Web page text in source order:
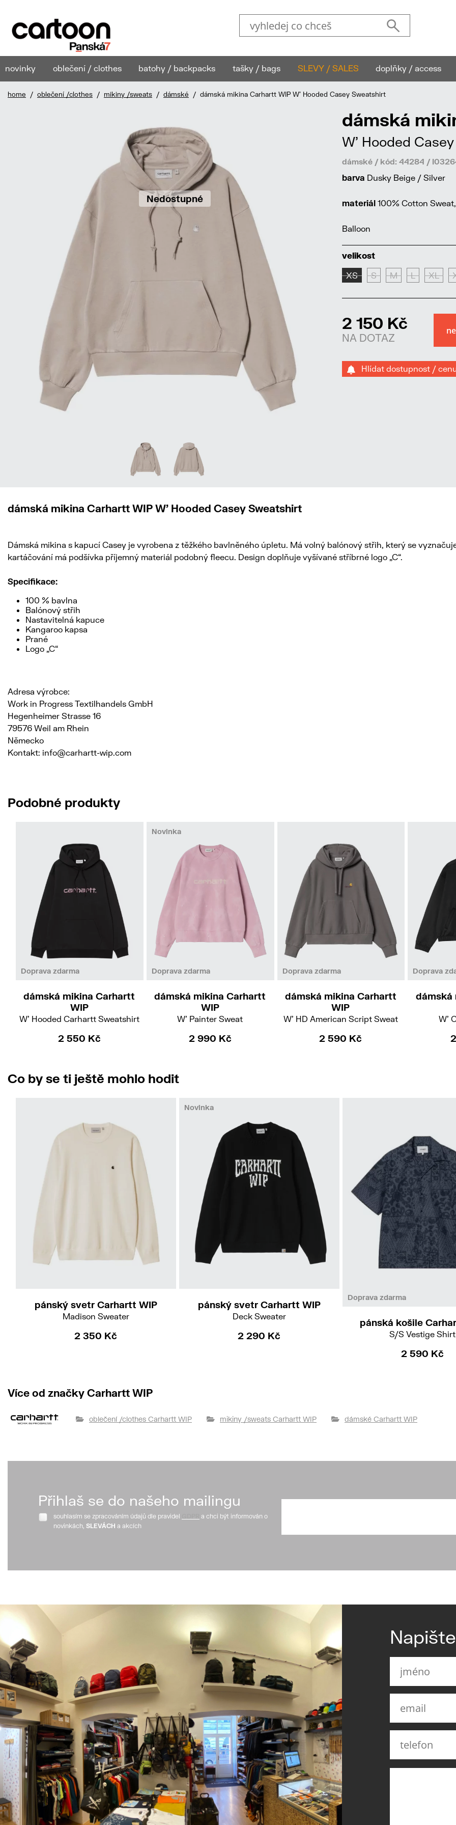
novinky oblečení / clothes batohy / backpacks tašky / bags SLEVY / SALES doplňky / access
home / oblečení /clothes / mikiny /sweats / dámské / dámská mikina Carhartt WIP W' Hooded Casey Sweatshirt
Nedostupné
dámská
W' Hooded
dámské / kód: 44284 /
barva Dusky Beige / Silver
materiál 100% Cotton
Balloon
velikost
XS S M L XL
2 150 Kč
NA DOTAZ
Hlídat dostupnost /
dámská mikina Carhartt WIP W' Hooded Casey Sweatshirt
Dámská mikina s kapucí Casey je vyrobena z těžkého bavlněného úpletu. Má volný balónový střih, který se
kartáčování má podšívka příjemný materiál podobný fleecu. Design doplňuje vyšívané stříbrné logo „C“.
Specifikace:
100 % bavlna
Balónový střih
Nastavitelná kapuce
Kangaroo kapsa
Prané
Logo „C“
Adresa výrobce:
Work in Progress Textilhandels GmbH
Hegenheimer Strasse 16
79576 Weil am Rhein
Německo
Kontakt: info@carhartt-wip.com
Podobné produkty
Doprava zdarma
XSS
dámská mikina Carhartt
WIP
W' Hooded Carhartt Sweatshirt
2 550 Kč
Doprava zdarma
Novinka
S
dámská mikina Carhartt
WIP
W' Painter Sweat
2 990 Kč
Doprava zdarma
XS
dámská mikina Carhartt
WIP
W' HD American Script Sweat
2 590 Kč
Doprava
dámská
W'
Co by se ti ještě mohlo hodit
pánský svetr Carhartt WIP
Madison Sweater
2 350 Kč
Novinka
pánský svetr Carhartt WIP
Deck Sweater
2 290 Kč
Doprava zdarma
pánská košile
S/S Vestige Shirt
2 590 Kč
Více od značky Carhartt WIP
oblečení /clothes Carhartt WIP mikiny /sweats Carhartt WIP dámské Carhartt WIP
Přihlaš se do našeho mailingu
souhlasím se zpracováním údajů dle pravidel
a chci být informován o
novinkách, SLEVÁCH a akcích